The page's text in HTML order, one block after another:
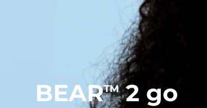
BEARTM2 go
FAQ™ Pure Beauty-Tech Elixir